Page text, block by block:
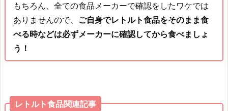
もちろん、全ての食品メーカーで確認をしたワケでは
ありませんので、 ご自身でレトルト食品をそのまま食
べる時などは必ずメーカーに確認してから食べましょ
う！
レトルト食品関連記事